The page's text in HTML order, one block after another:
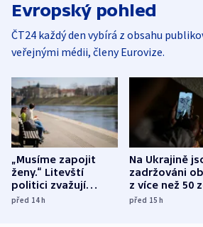
Evropský pohled
ČT24 každý den vybírá z obsahu
veřejnými médii, členy Eurovize.
„Musíme zapojit
ženy.“ Litevští
politici zvažují
dohodu o
před 14h
Na Ukrajině
zadržováni
z více než 50
Bojovali na
před 15h